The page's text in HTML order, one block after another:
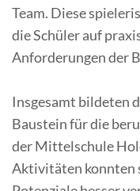
Team. Diese
die Schüler auf
Anforderungen der
Insgesamt bildeten
Baustein für die
der Mittelschule
Aktivitäten konnten